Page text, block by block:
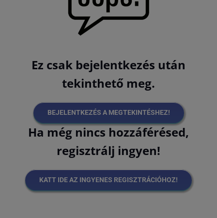
Ez csak bejelentkezés után
tekinthető meg.
BEJELENTKEZÉS A MEGTEKINTÉSHEZ!
Ha még nincs hozzáférésed,
regisztrálj ingyen!
KATT IDE AZ INGYENES REGISZTRÁCIÓHOZ!